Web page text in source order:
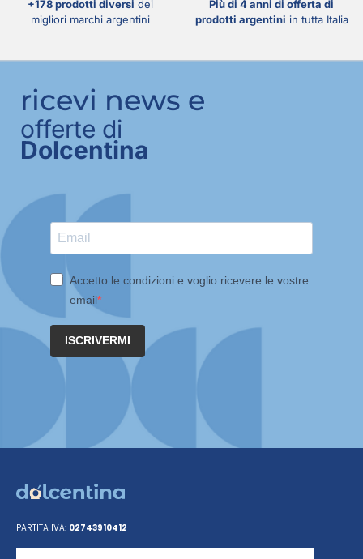
+178 prodotti diversi dei
migliori marchi argentini
Più di 4 anni di offerta di
prodotti argentini in tutta Italia
ricevi news e
offerte di
Dolcentina
Accetto le condizioni e voglio ricevere le vostre
email
ISCRIVERMI
PARTITA IVA: 02743910412